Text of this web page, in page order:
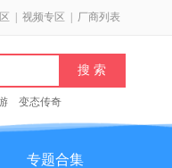
视频专区 厂商列表
变态传奇
专题合集